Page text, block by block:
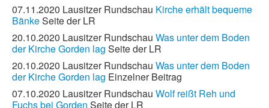
07.11.2020 Lausitzer Rundschau Kirche erhält bequeme
BänkeSeite der LR
20.10.2020 Lausitzer Rundschau Was unter dem Boden
der Kirche Gorden lag Seite der LR
20.10.2020 Lausitzer Rundschau Was unter dem Boden
der Kirche Gorden lag Einzelner Beitrag
07.10.2020 Lausitzer Rundschau Wolf reißt Reh und
Fuchs bei Gorden Seite der LR